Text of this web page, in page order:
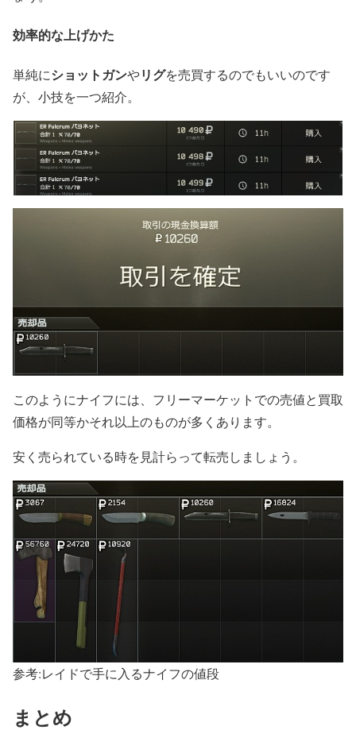
効率的な上げかた
単純にショットガンやリグを売買するのでもいいのです
が、小技を一つ紹介。
このようにナイフには、フリーマーケットでの売値と買取
価格が同等かそれ以上のものが多くあります。
安く売られている時を見計らって転売しましょう。
参考:レイドで手に入るナイフの値段
まとめ